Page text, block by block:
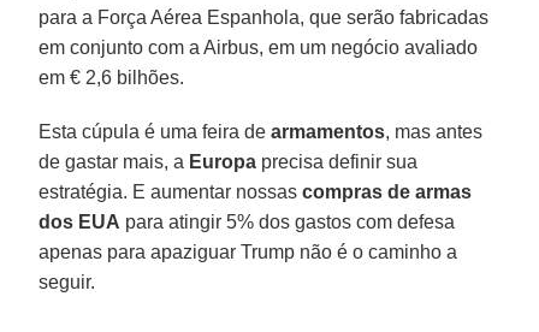
para a Força Aérea Espanhola, que serão fabricadas
em conjunto com a Airbus, em um negócio avaliado
em € 2,6 bilhões.
Esta cúpula é uma feira dearmamentos, mas antes
de gastar mais, a Europa precisa definir sua
estratégia. E aumentar nossascompras de armas
dos EUA para atingir 5% dos gastos com defesa
apenas para apaziguar Trump não é o caminho a
seguir.